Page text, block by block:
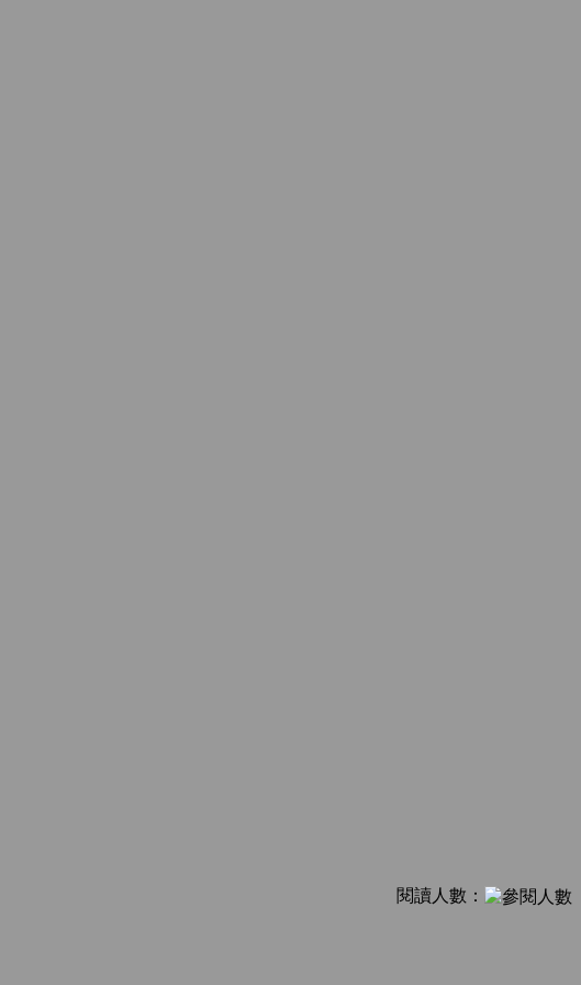
閱讀人數：